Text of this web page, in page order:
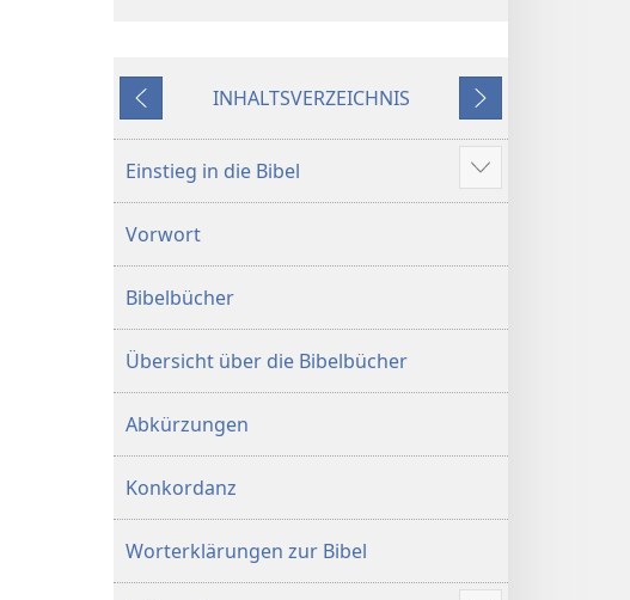
Bibel.
Welt-
Übersetzung
Bibel.
Zurück
INHALTSVERZEICHNIS
Weiter
Einstieg in die Bibel
Mehr
anzeigen
Vorwort
Bibelbücher
Übersicht über die Bibelbücher
Abkürzungen
Konkordanz
Worterklärungen zur Bibel